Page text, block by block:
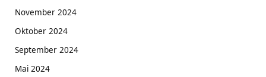
November 2024
Oktober 2024
September 2024
Mai 2024